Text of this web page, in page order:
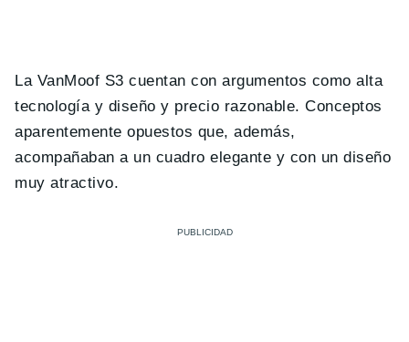
La VanMoof S3 cuentan con argumentos como alta
tecnología y diseño y precio razonable. Conceptos
aparentemente opuestos que, además,
acompañaban a un cuadro elegante y con un diseño
muy atractivo.